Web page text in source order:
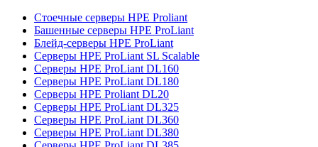
Стоечные серверы HPE Proliant
Башенные серверы HPE ProLiant
Блейд-серверы HPE ProLiant
Серверы HPE ProLiant SL Scalable
Серверы HPE ProLiant DL160
Серверы HPE ProLiant DL180
Серверы HPE Proliant DL20
Серверы HPE ProLiant DL325
Серверы HPE ProLiant DL360
Серверы HPE ProLiant DL380